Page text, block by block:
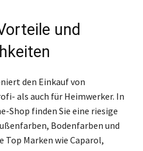
und
den Einkauf von
als auch für Heimwerker. In
Shop finden Sie eine riesige
Bodenfarben und
Top Marken wie Caparol,